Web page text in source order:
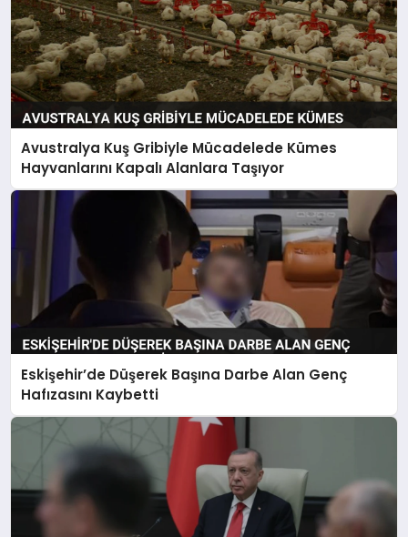
Avustralya Kuş Gribiyle Mücadelede Kümes
Hayvanlarını Kapalı Alanlara Taşıyor
Eskişehir’de Düşerek Başına Darbe Alan Genç
Hafızasını Kaybetti